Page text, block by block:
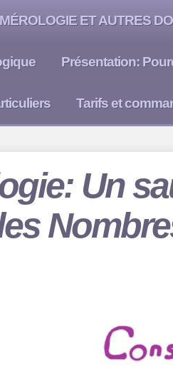
ET AUTRES
Présentation:
Tarifs et
Un